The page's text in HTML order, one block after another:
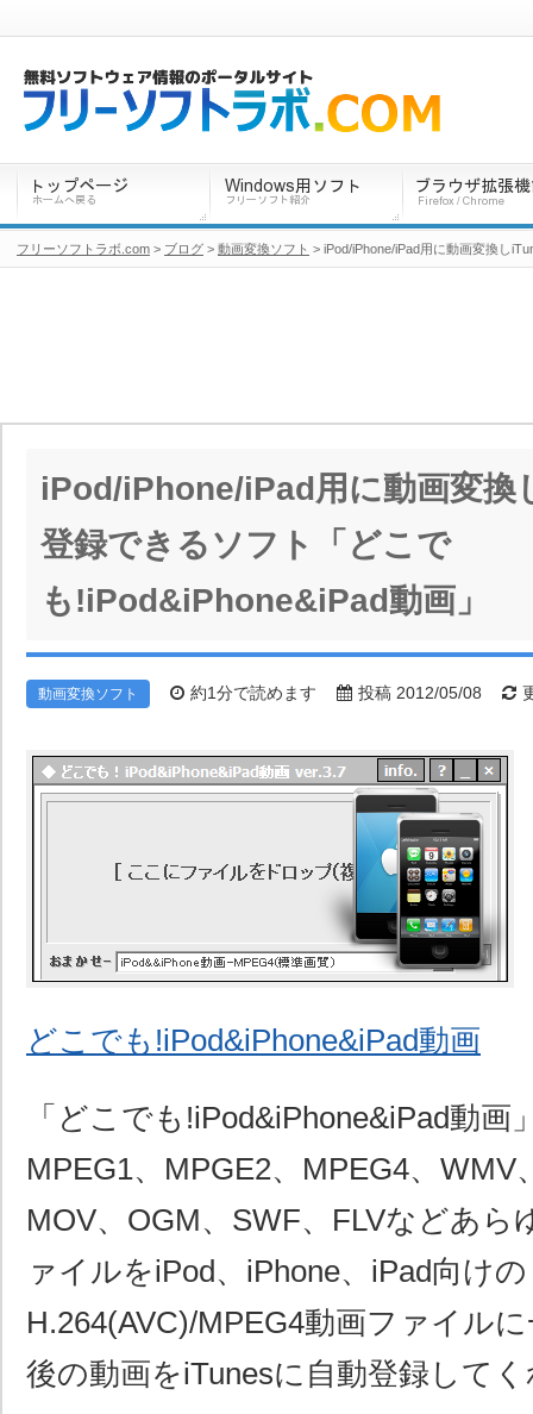
iPod/iPhone/iPad用に動画変換
登録できるソフト「どこで
も!iPod&iPhone&iPad動画」
動画変換ソフト 約1分で読めます 投稿 2012/05/08
どこでも!iPod&iPhone&iPad動画
「どこでも!iPod&iPhone&iPad動画
MPEG1、MPGE2、MPEG4、WMV
MOV、OGM、SWF、FLVなどあら
ァイルをiPod、iPhone、iPad向けの
H.264(AVC)/MPEG4動画ファイル
後の動画をiTunesに自動登録して
フリーソフトラボ.com > ブログ > 動画変換ソフト > iPod/iPhone/iPad用に動画変換し